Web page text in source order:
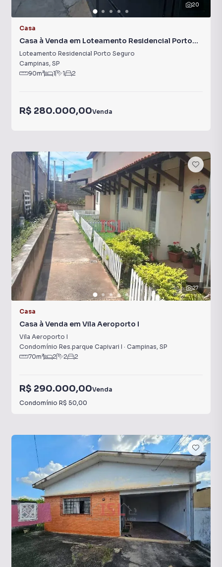
20
Casa
Casa à Venda em Loteamento Residencial Porto
Seguro
Loteamento Residencial Porto Seguro
Campinas, SP
90m² 1 1 2
R$ 280.000,00Venda
27
Casa
Casa à Venda em Vila Aeroporto I
Vila Aeroporto I
Condomínio Res.parque Capivari I · Campinas, SP
70m² 2 2 2
R$ 290.000,00Venda
Condomínio R$ 50,00